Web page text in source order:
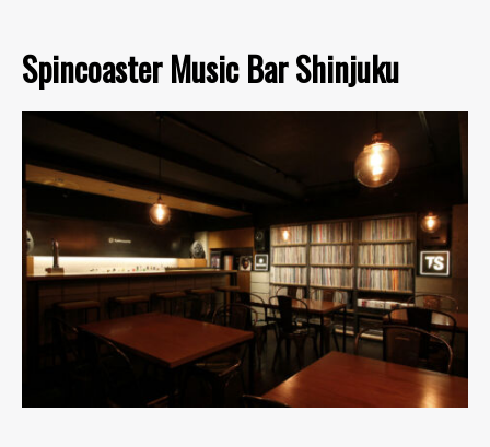
Spincoaster Music Bar Shinjuku